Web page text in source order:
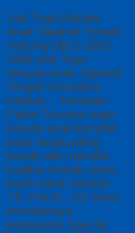
Jual Toga Wisuda
Anak Tapanuli Tengah
Hubungi 0812-2282-
1060 Jual Toga
Wisuda Anak Tapanuli
Tengah Sumatera
Selatan – Temukan
Paket Promosi toga
wisuda anak komplet
pada harga paling
murah dan memiliki
kualitas terbaik, kami
kasih untuk sekolah
TK, PAUD , SD Kami
memberinya
penawaran Special